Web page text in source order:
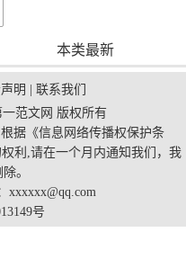
本类最新
明 | 联系我们
一范文网 版权所有
据《信息网络传播权保护条
利,请在一个月内通知我们，我
。
xxxxxx@qq.com
号